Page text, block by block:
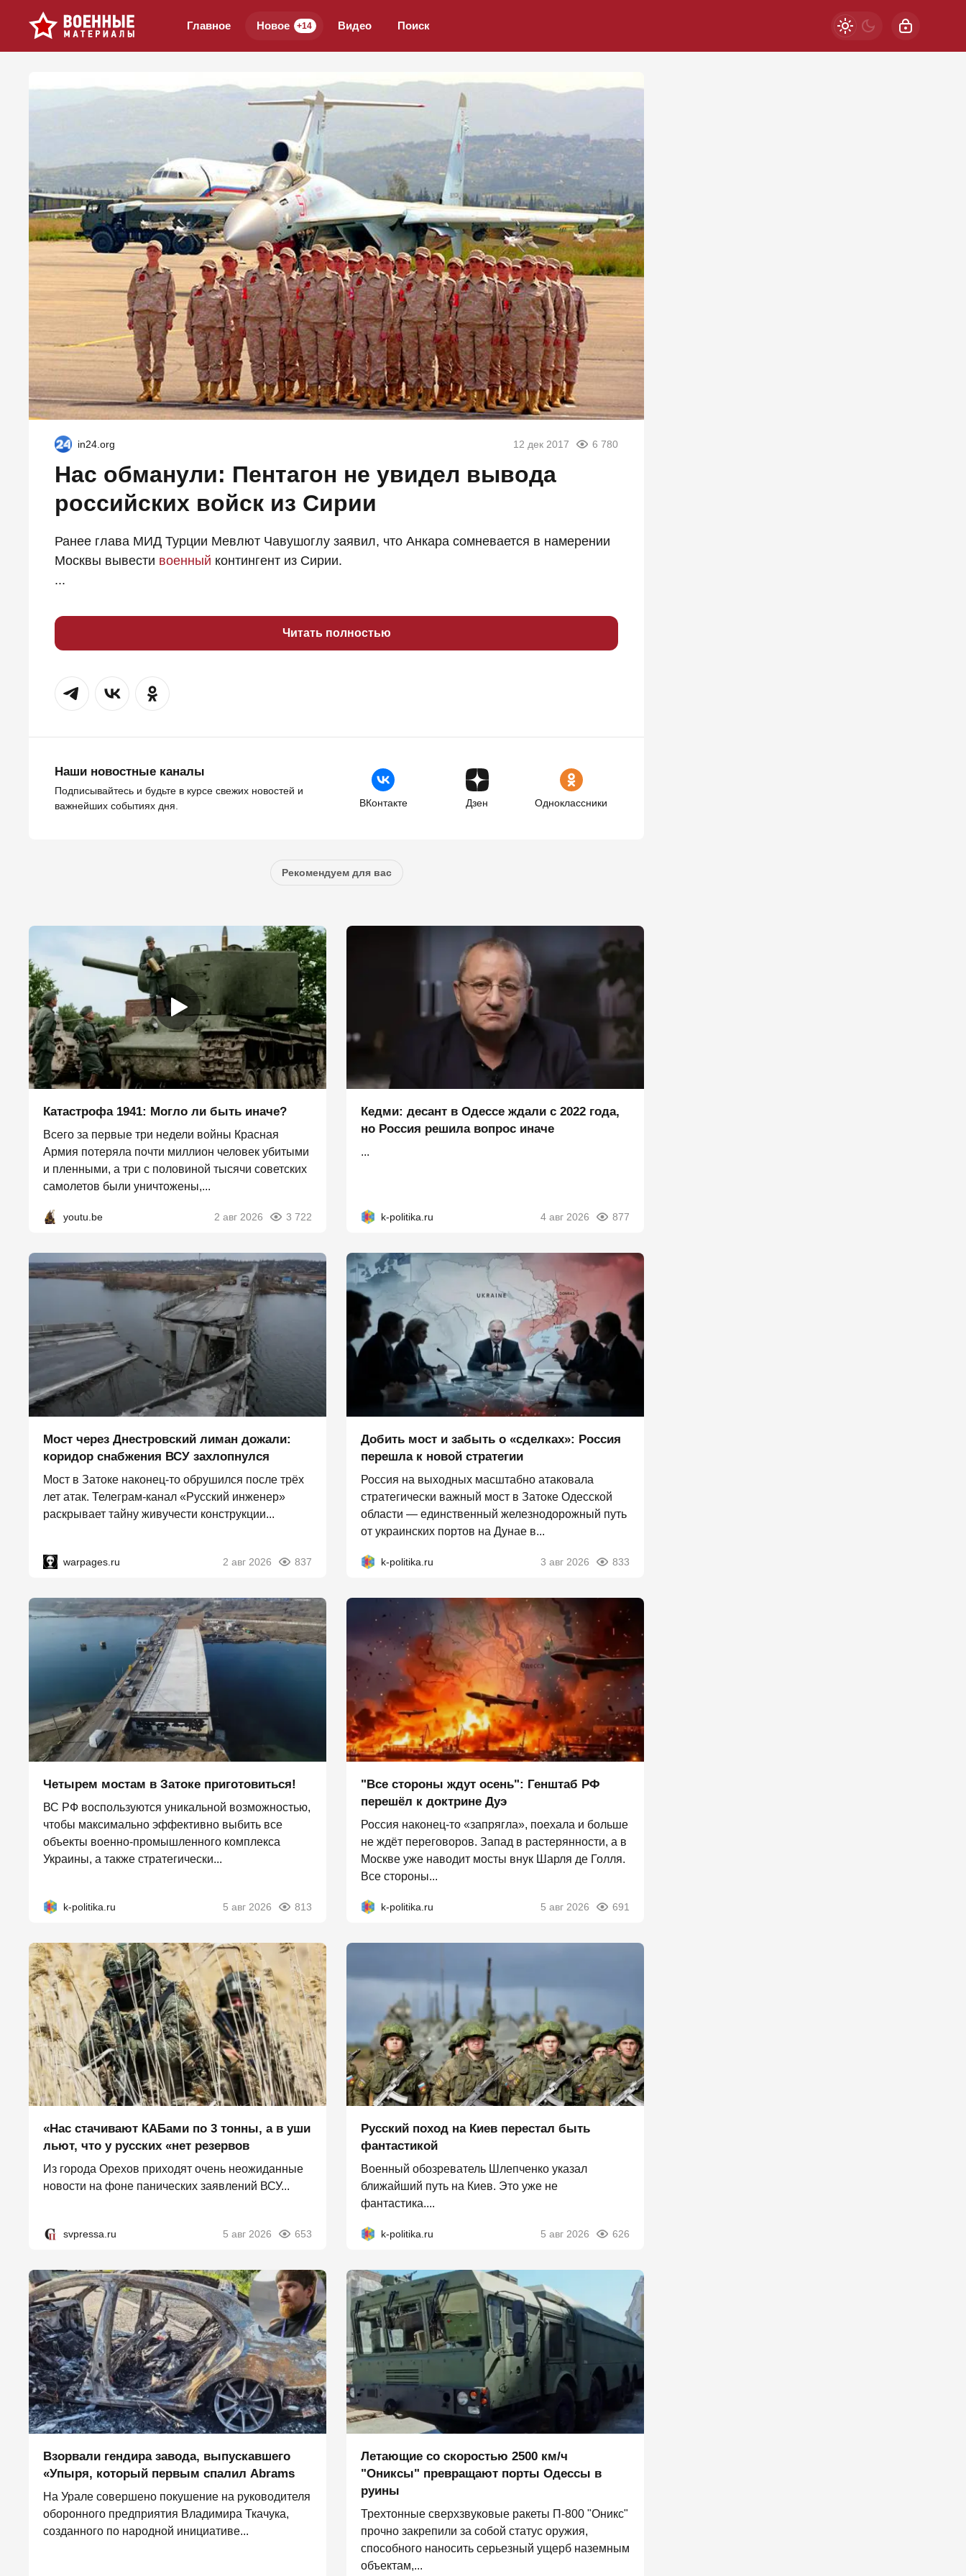
Главное Новое +14 Видео Поиск
in24.org 12 дек 2017 6 780
Нас обманули: Пентагон не увидел вывода
российских войск из Сирии
Ранее глава МИД Турции Мевлют Чавушоглу заявил, что Анкара сомневается в намерении
Москвы вывести военный контингент из Сирии.
...
Читать полностью
Наши новостные каналы
Подписывайтесь и будьте в курсе свежих новостей и
важнейших событиях дня.
ВКонтакте Дзен Одноклассники
Рекомендуем для вас
Катастрофа 1941: Могло ли быть иначе?
Всего за первые три недели войны Красная
Армия потеряла почти миллион человек убитыми
и пленными, а три с половиной тысячи советских
самолетов были уничтожены,...
youtu.be 2 авг 2026 3 722
Кедми: десант в Одессе ждали с 2022 года,
но Россия решила вопрос иначе
...
k-politika.ru 4 авг 2026 877
Мост через Днестровский лиман дожали:
коридор снабжения ВСУ захлопнулся
Мост в Затоке наконец-то обрушился после трёх
лет атак. Телеграм-канал «Русский инженер»
раскрывает тайну живучести конструкции...
warpages.ru 2 авг 2026 837
Добить мост и забыть о «сделках»: Россия
перешла к новой стратегии
Россия на выходных масштабно атаковала
стратегически важный мост в Затоке Одесской
области — единственный железнодорожный путь
от украинских портов на Дунае в...
k-politika.ru 3 авг 2026 833
Четырем мостам в Затоке приготовиться!
ВС РФ воспользуются уникальной возможностью,
чтобы максимально эффективно выбить все
объекты военно-промышленного комплекса
Украины, а также стратегически...
k-politika.ru 5 авг 2026 813
"Все стороны ждут осень": Генштаб РФ
перешёл к доктрине Дуэ
Россия наконец-то «запрягла», поехала и больше
не ждёт переговоров. Запад в растерянности, а в
Москве уже наводит мосты внук Шарля де Голля.
Все стороны...
k-politika.ru 5 авг 2026 691
«Нас стачивают КАБами по 3 тонны, а в уши
льют, что у русских «нет резервов
Из города Орехов приходят очень неожиданные
новости на фоне панических заявлений ВСУ...
svpressa.ru 5 авг 2026 653
Русский поход на Киев перестал быть
фантастикой
Военный обозреватель Шлепченко указал
ближайший путь на Киев. Это уже не
фантастика....
k-politika.ru 5 авг 2026 626
Взорвали гендира завода, выпускавшего
«Упыря, который первым спалил Abrams
На Урале совершено покушение на руководителя
оборонного предприятия Владимира Ткачука,
созданного по народной инициативе...
Летающие со скоростью 2500 км/ч
"Ониксы" превращают порты Одессы в
руины
Трехтонные сверхзвуковые ракеты П‑800 "Оникс"
прочно закрепили за собой статус оружия,
способного наносить серьезный ущерб наземным
объектам,...